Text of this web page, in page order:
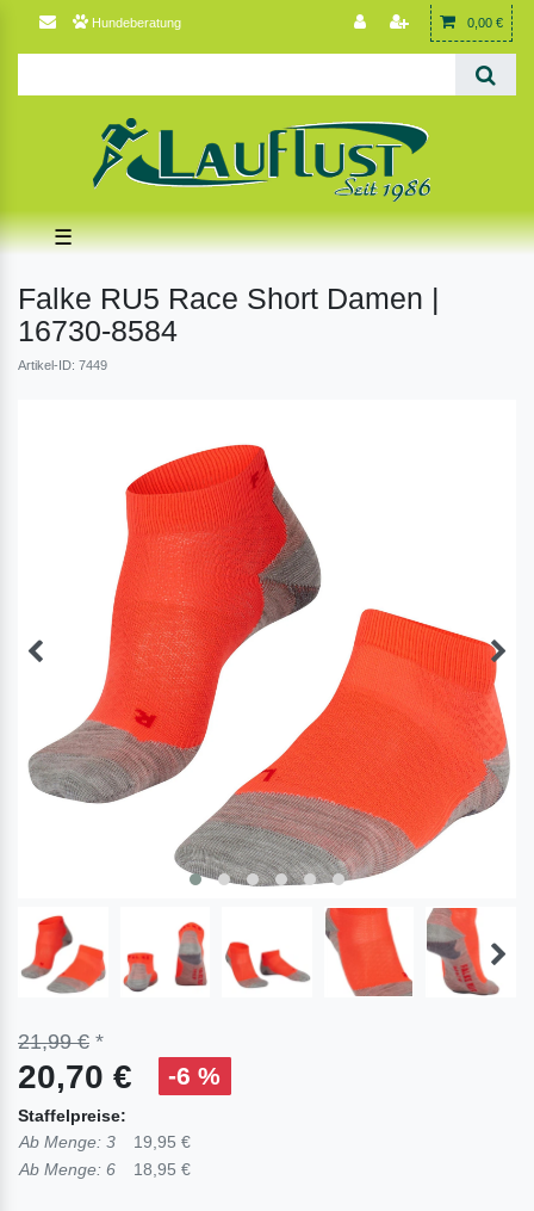
Hundeberatung 0,00 €
☰
Falke RU5 Race Short Damen |
16730-8584
Artikel-ID: 7449
21,99 € *
20,70 € -6 %
Staffelpreise:
Ab Menge: 3
19,95 €
Ab Menge: 6
18,95 €